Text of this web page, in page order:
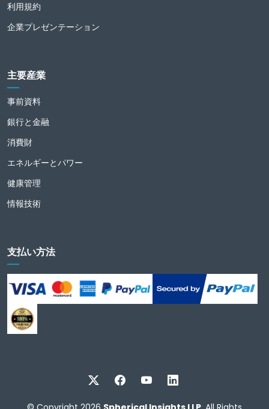
利用規約
企業プレゼンテーション
主要産業
事前資料
銀行と金融
消費財
エネルギーとパワー
健康管理
情報技術
支払い方法